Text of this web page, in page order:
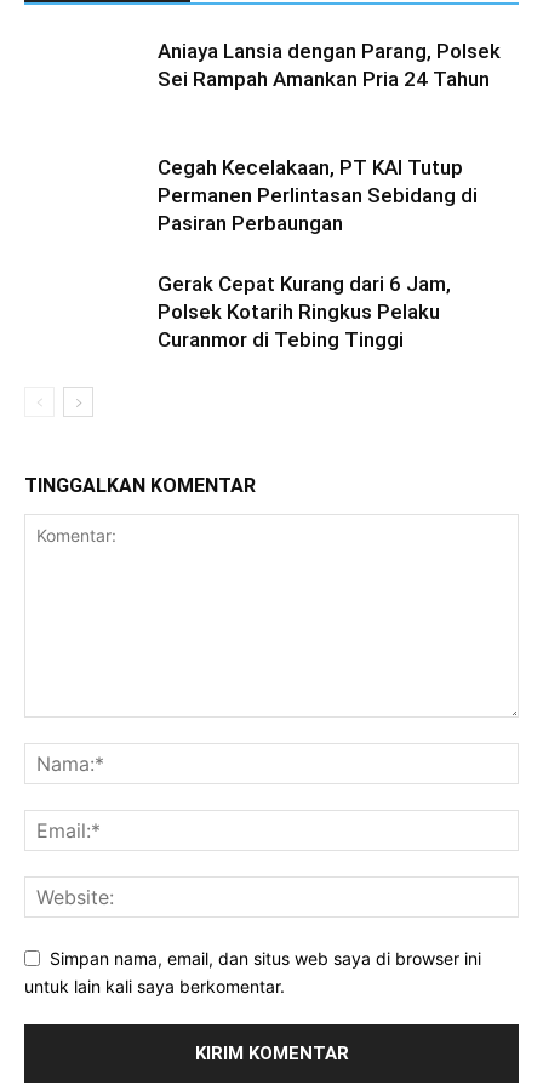
Aniaya Lansia dengan Parang, Polsek
Sei Rampah Amankan Pria 24 Tahun
Cegah Kecelakaan, PT KAI Tutup
Permanen Perlintasan Sebidang di
Pasiran Perbaungan
Gerak Cepat Kurang dari 6 Jam,
Polsek Kotarih Ringkus Pelaku
Curanmor di Tebing Tinggi
TINGGALKAN KOMENTAR
Simpan nama, email, dan situs web saya di browser ini
untuk lain kali saya berkomentar.